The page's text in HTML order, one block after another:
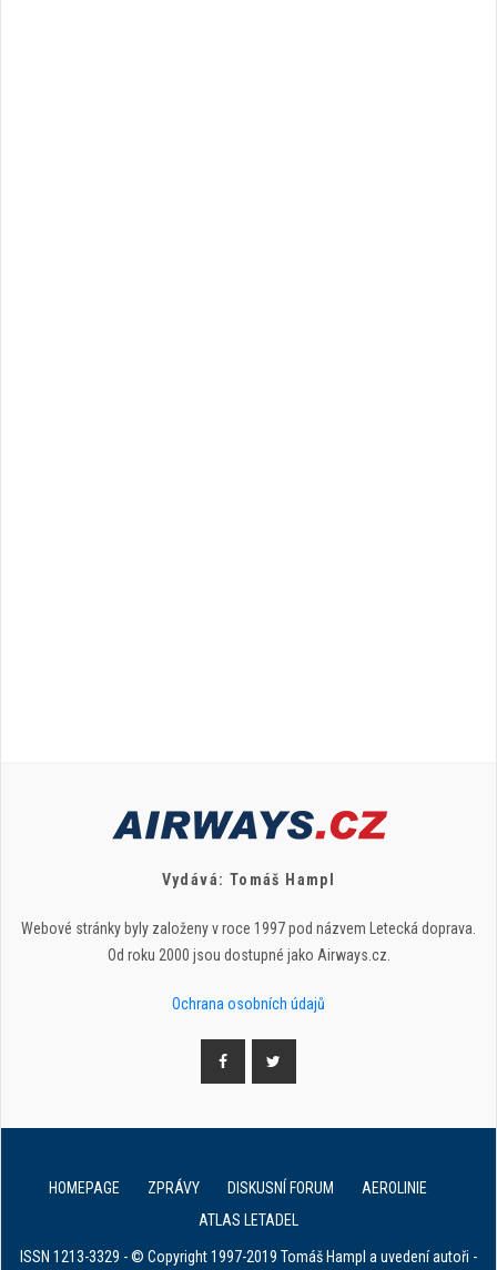
Vydává: Tomáš Hampl
Webové stránky byly založeny v roce 1997 pod názvem Letecká doprava.
Od roku 2000 jsou dostupné jako Airways.cz.
Ochrana osobních údajů
HOMEPAGE ZPRÁVY DISKUSNÍ FORUM
AEROLINIE
ATLAS LETADEL
ISSN 1213-3329 - © Copyright 1997-2019 Tomáš Hampl a uvedení autoři -